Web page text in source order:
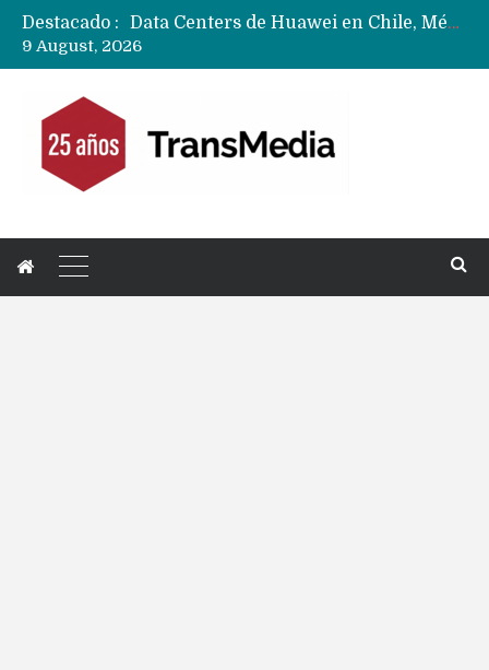
Destacado :
Data Centers de Huawei en Chile, México, Brasil,Perú y Argentina podrían verse afectados por arremetida de EE.UU
9 August, 2026